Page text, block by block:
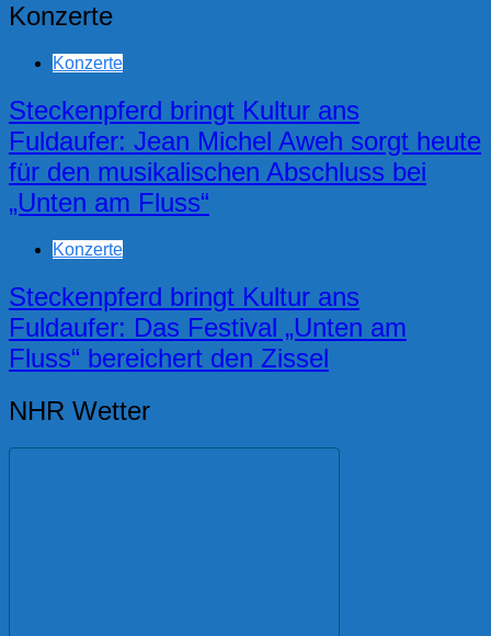
Konzerte
Konzerte
Steckenpferd bringt Kultur ans
Fuldaufer: Jean Michel Aweh sorgt heute
für den musikalischen Abschluss bei
„Unten am Fluss“
Konzerte
Steckenpferd bringt Kultur ans
Fuldaufer: Das Festival „Unten am
Fluss“ bereichert den Zissel
NHR Wetter